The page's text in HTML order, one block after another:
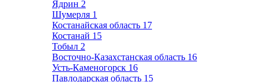
Ядрин 2
Шумерля 1
Костанайская область 17
Костанай 15
Тобыл 2
Восточно-Казахстанская область 16
Усть-Каменогорск 16
Павлодарская область 15